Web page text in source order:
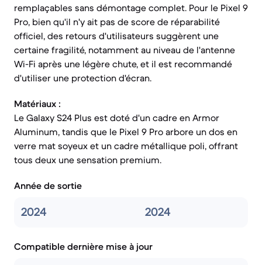
remplaçables sans démontage complet. Pour le Pixel 9
Pro, bien qu'il n'y ait pas de score de réparabilité
officiel, des retours d'utilisateurs suggèrent une
certaine fragilité, notamment au niveau de l'antenne
Wi-Fi après une légère chute, et il est recommandé
d'utiliser une protection d'écran.
Matériaux :
Le Galaxy S24 Plus est doté d'un cadre en Armor
Aluminum, tandis que le Pixel 9 Pro arbore un dos en
verre mat soyeux et un cadre métallique poli, offrant
tous deux une sensation premium.
Année de sortie
2024 2024
Compatible dernière mise à jour